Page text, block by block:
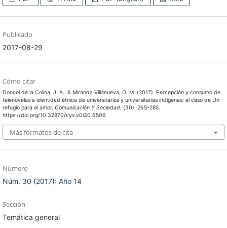
Publicado
2017-08-29
Cómo citar
Doncel de la Colina, J. A., & Miranda Villanueva, O. M. (2017). Percepción y consumo de
telenovelas e identidad étnica de universitarios y universitarias indígenas: el caso de Un
refugio para el amor. Comunicación Y Sociedad, (30), 265–285.
https://doi.org/10.32870/cys.v0i30.6506
Más formatos de cita
Número
Núm. 30 (2017): Año 14
Sección
Temática general